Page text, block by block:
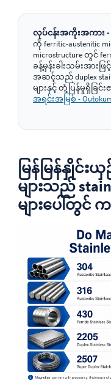
လုပ်ငန်းအကိုးအကား -
ကို ferritic-austenitic
microstructure တွင်
ခန့်မှန်းခါးသမ်းအား
အဆင့်သည် duplex
များနှင့် တုံ့ပြန်မှုရှိခြ
အရင်းအမြစ် -
မြန်မြန်နှိုင်း
များသည်
များပေါ်တွင်